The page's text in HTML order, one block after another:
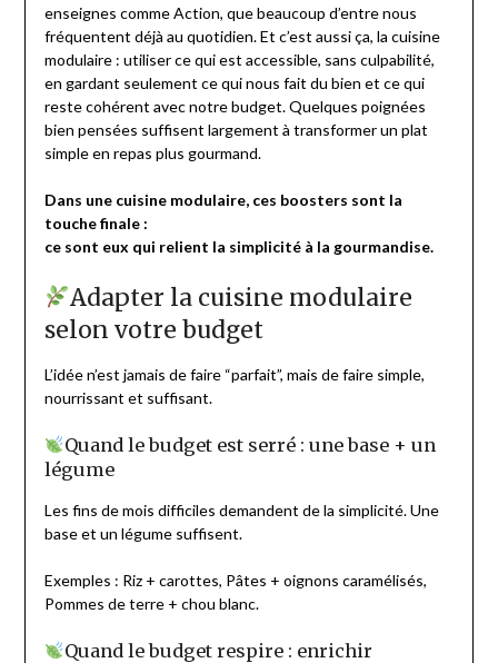
enseignes comme Action, que beaucoup d’entre nous
fréquentent déjà au quotidien. Et c’est aussi ça, la cuisine
modulaire : utiliser ce qui est accessible, sans culpabilité,
en gardant seulement ce qui nous fait du bien et ce qui
reste cohérent avec notre budget. Quelques poignées
bien pensées suffisent largement à transformer un plat
simple en repas plus gourmand.
Dans une cuisine modulaire, ces boosters sont la
touche finale :
ce sont eux qui relient la simplicité à la gourmandise.
Adapter la cuisine modulaire
selon votre budget
L’idée n’est jamais de faire “parfait”, mais de faire simple,
nourrissant et suffisant.
Quand le budget est serré : une base + un
légume
Les fins de mois difficiles demandent de la simplicité. Une
base et un légume suffisent.
Exemples : Riz + carottes, Pâtes + oignons caramélisés,
Pommes de terre + chou blanc.
Quand le budget respire : enrichir